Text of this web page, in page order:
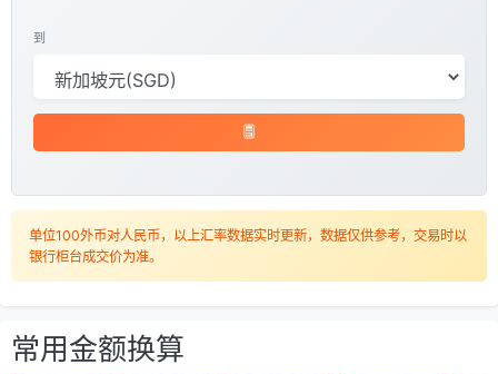
到
单位100外币对人民币，以上汇率数据实时更新，数据仅供参考，交易时以
银行柜台成交价为准。
常用金额换算